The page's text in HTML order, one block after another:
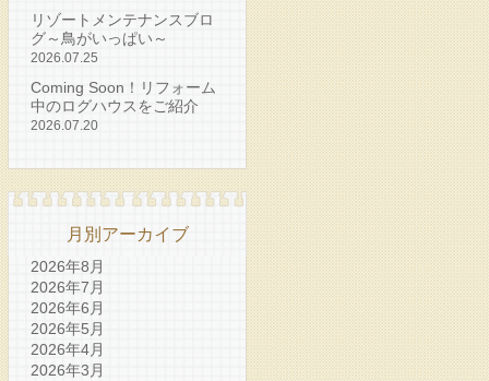
リゾートメンテナンスブロ
グ～鳥がいっぱい～
2026.07.25
Coming Soon！リフォーム
中のログハウスをご紹介
2026.07.20
月別アーカイブ
2026年8月
2026年7月
2026年6月
2026年5月
2026年4月
2026年3月